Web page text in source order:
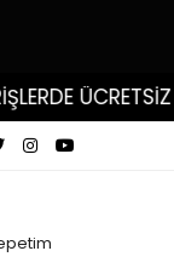
ÜCRETSİZ